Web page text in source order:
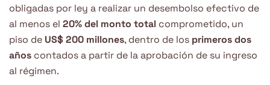
obligadas por ley a realizar un desembolso efectivo de
al menos el 20% del monto total comprometido, un
piso de US$ 200 millones, dentro de los primeros dos
años contados a partir de la aprobación de su ingreso
al régimen.